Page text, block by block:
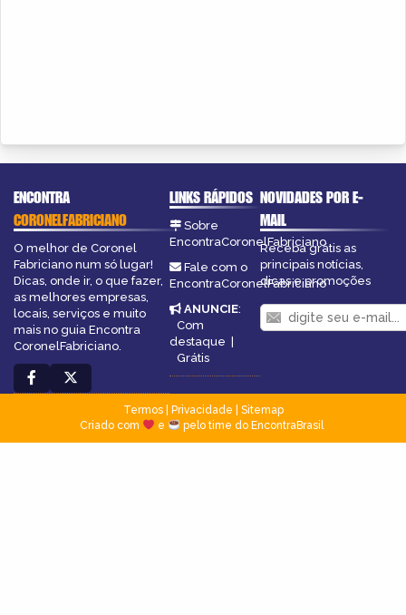
ENCONTRA
CORONELFABRICIANO
O melhor de Coronel
Fabriciano num só lugar!
Dicas, onde ir, o que fazer,
as melhores empresas,
locais, serviços e muito
mais no guia Encontra
CoronelFabriciano.
LINKS RÁPIDOS
Sobre
EncontraCoronelFabriciano
Fale com o
EncontraCoronelFabriciano
ANUNCIE:
Com
destaque |
Grátis
NOVIDADES POR E-
MAIL
Receba grátis as
principais notícias,
dicas e promoções
Termos| Privacidade
Sitemap
Criado com
e pelo time do EncontraBrasil